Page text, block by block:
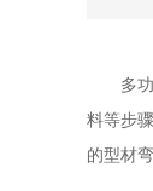
多功能
料等步
的型材